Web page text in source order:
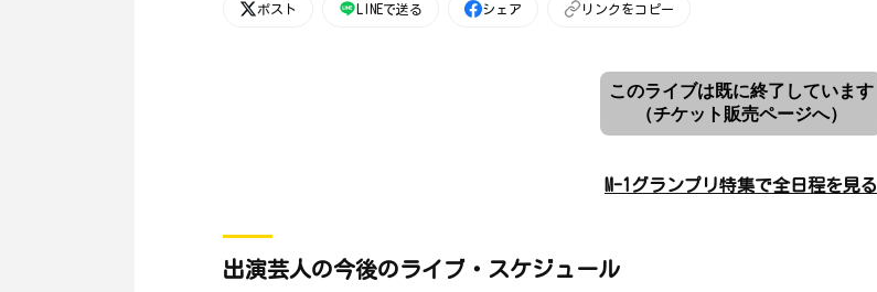
ポスト LINEで送る シェア リンクをコピー
このライブは既に終了しています
（チケット販売ページへ）
M-1グランプリ特集で全日程を見る
出演芸人の今後のライブ・スケジュール